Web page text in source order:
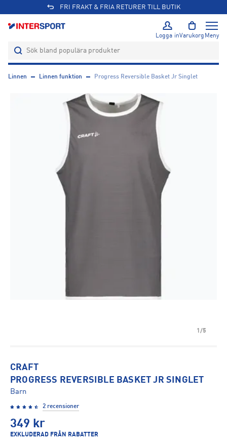
FRI FRAKT & FRIA RETURER TILL BUTIK
Logga inVarukorg Meny
Linnen Linnen funktion Progress Reversible Basket Jr Singlet
1/5
CRAFT
PROGRESS REVERSIBLE BASKET JR SINGLET
Barn
2 recensioner
349 kr
EXKLUDERAD FRÅN RABATTER